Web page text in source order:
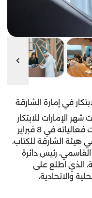
في إمارة الشارقة
الإمارات للابتكار
في إمارة الشارقة، الذي انطلقت فعالياته في 8 فبراير
الجاري، في هيئة الشارقة للكتاب،
رئيس دائرة
الذي اطلع على
والاتحادية،